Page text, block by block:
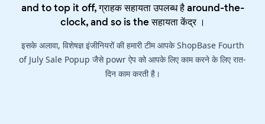
and to top it off, ग्राहक सहायता उपलब्ध है around-the-
clock, and so is theसहायता केंद्र।
इसके अलावा, विशेषज्ञ इंजीनियरों की हमारी टीम आपके ShopBase Fourth
of July Sale Popup जैसे powr ऐप को आपके लिए काम करने के लिए रात-
दिन काम करती है।